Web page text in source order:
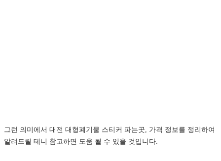
그런 의미에서 대전 대형폐기물 스티커 파는곳, 가격 정보를 정리하여
알려드릴 테니 참고하면 도움 될 수 있을 것입니다.